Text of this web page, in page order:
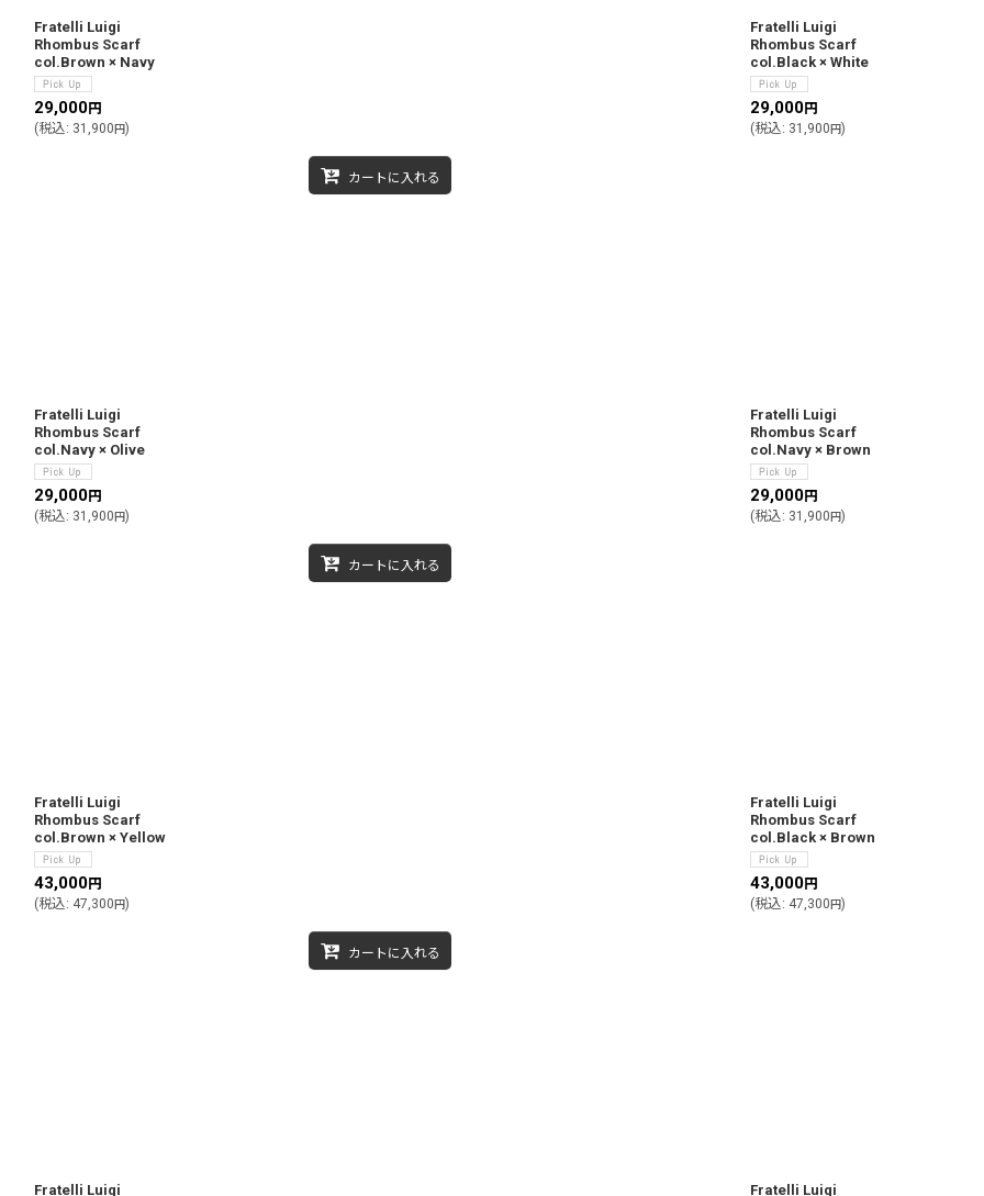
Fratelli Luigi
Rhombus Scarf
col.Brown × Navy
29,000円
(税込: 31,900 円)
カートに入れる
Fratelli Luigi
Rhombus Scarf
col.Black × White
29,000円
(税込: 31,900 円)
Fratelli Luigi
Rhombus Scarf
col.Navy × Olive
29,000円
(税込: 31,900 円)
カートに入れる
Fratelli Luigi
Rhombus Scarf
col.Navy × Brown
29,000円
(税込: 31,900 円)
Fratelli Luigi
Rhombus Scarf
col.Brown × Yellow
43,000円
(税込: 47,300 円)
カートに入れる
Fratelli Luigi
Rhombus Scarf
col.Black × Brown
43,000円
(税込: 47,300 円)
Fratelli Luigi Fratelli Luigi